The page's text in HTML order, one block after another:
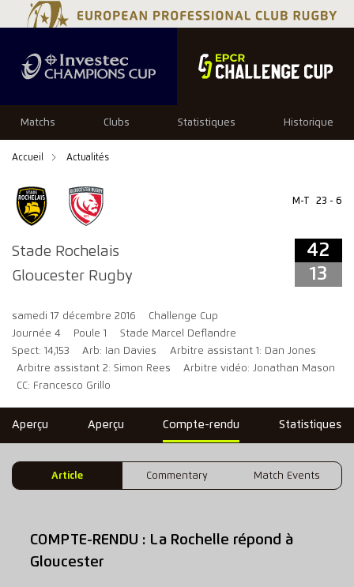
Matchs Clubs Statistiques Historique
Accueil Actualités
Stade Rochelais
Gloucester Rugby
M-T 23 - 6
42
13
samedi 17 décembre 2016
Challenge Cup
Journée 4
Poule 1
Stade Marcel Deflandre
Spect: 14,153
Arb: Ian Davies
Arbitre assistant 1: Dan Jones
Arbitre assistant 2: Simon Rees
Arbitre vidéo: Jonathan Mason
CC: Francesco Grillo
42 13
Aperçu Aperçu Compte-rendu Statistiques
Article Commentary Match Events
COMPTE-RENDU : La Rochelle répond à
Gloucester